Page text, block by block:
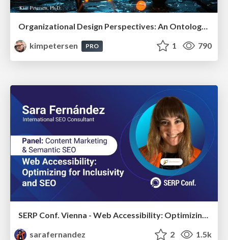
Organizational Design Perspectives: An Ontology of Organizational Design Elements
kimpetersen
PRO 1 790
SERP Conf. Vienna - Web Accessibility: Optimizing for Inclusivity and SEO
sarafernandez
2 1.5k